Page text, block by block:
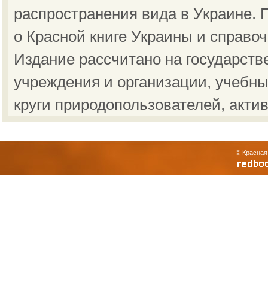
распространения вида в
о Красной книге Украины и
Издание рассчитано на
учреждения и организации,
круги природопользователей,
©